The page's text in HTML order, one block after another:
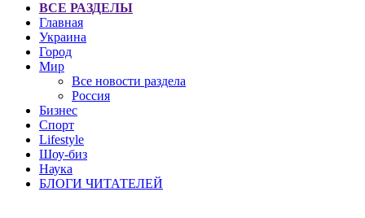
ВСЕ РАЗДЕЛЫ
Главная
Украина
Город
Мир
Все новости раздела
Россия
Бизнес
Спорт
Lifestyle
Шоу-биз
Наука
БЛОГИ ЧИТАТЕЛЕЙ